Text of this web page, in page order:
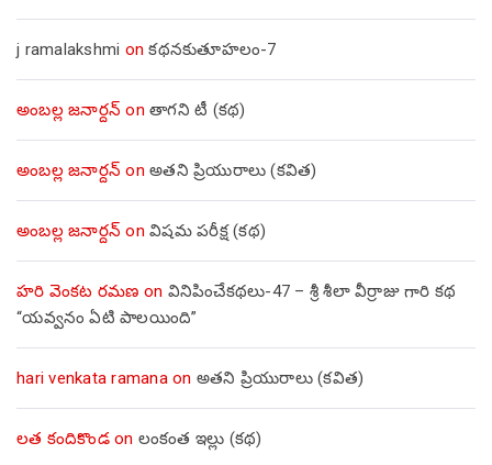
j ramalakshmi onకథనకుతూహలం-7
అంబల్ల జనార్దన్ on తాగని టీ (కథ)
అంబల్ల జనార్దన్ on అతని ప్రియురాలు (కవిత)
అంబల్ల జనార్దన్ on విషమ పరీక్ష (క‌థ‌)
హరి వెంకట రమణ on వినిపించేకథలు-47 – శ్రీ శీలా వీర్రాజు గారి కథ
“యవ్వనం ఏటి పాలయింది”
hari venkata ramanaon అతని ప్రియురాలు (కవిత)
లత కందికొండon లంకంత ఇల్లు (కథ)